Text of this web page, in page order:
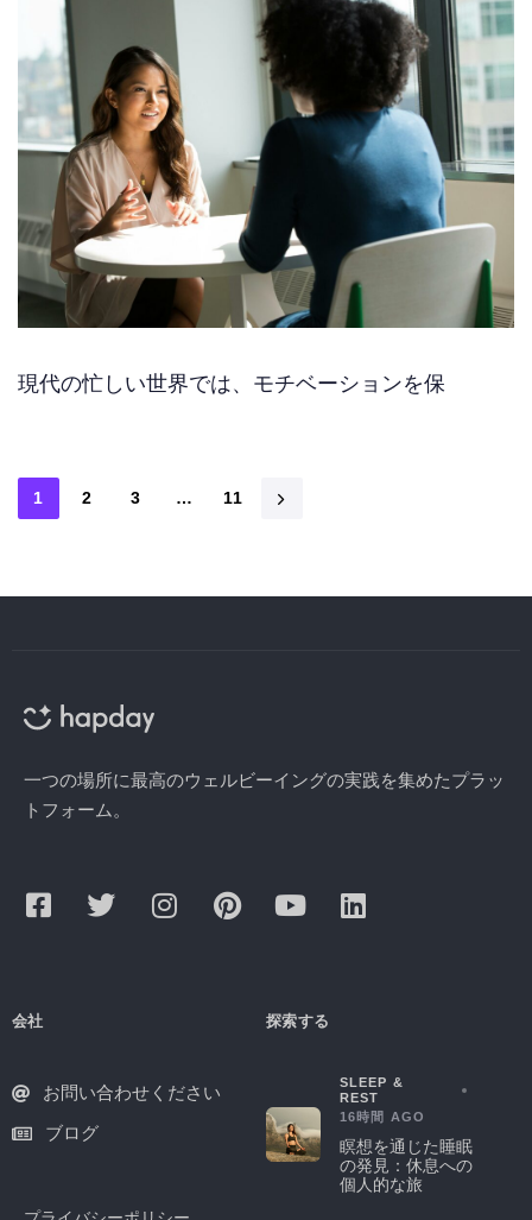
現代の忙しい世界では、モチベーションを保
1 2 3 … 11
一つの場所に最高のウェルビーイングの実践を集めたプラッ
トフォーム。
会社
お問い合わせください
ブログ
探索する
SLEEP &
REST
16時間 AGO
瞑想を通じた睡眠
の発見：休息への
個人的な旅